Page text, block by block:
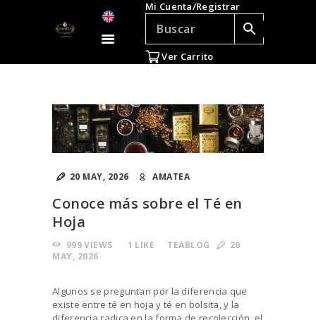
Mi Cuenta/Registrar
Ver Carrito
TÉ E INFUSIONES
ACCESORIOS
REGALOS
OFERTAS
VENTAS AL POR
EN
20 MAY, 2026 AMATEA
Conoce más sobre el Té en
Hoja
999VIEWS 1 LIKE TEABLOG
20
MAY, 2026
Algunos se preguntan por la diferencia que
existe entre té en hoja y té en bolsita, y la